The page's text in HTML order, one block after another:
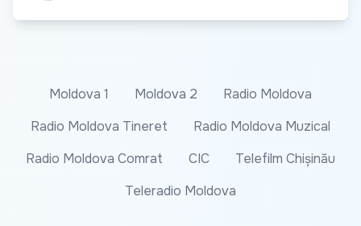
Moldova 1 Moldova 2
Radio Moldova
Radio Moldova Tineret
Radio Moldova Muzical
Radio Moldova Comrat
CIC
Telefilm Chișinău
Teleradio Moldova